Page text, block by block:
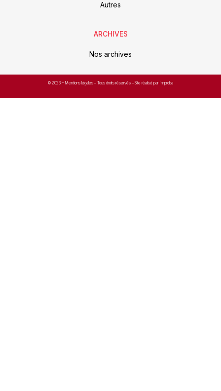
Autres
ARCHIVES
Nos archives
© 2023 – Mentions légales – Tous droits réservés – Site réalisé par Improba